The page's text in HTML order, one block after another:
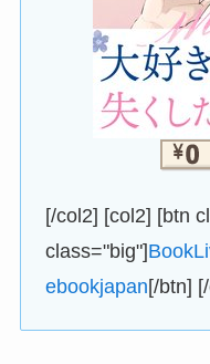
[/col2] [col2] [btn
class="big"]
ebookjapan[/btn]